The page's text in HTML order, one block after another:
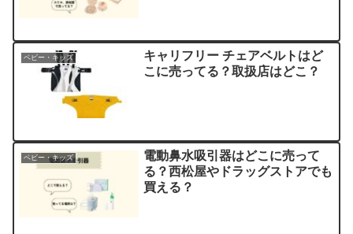
ベビー・キッズ
キャリフリー チェアベルトはど
こに売ってる？取扱店はどこ？
ベビー・キッズ
電動鼻水吸引器はどこに売って
る？西松屋やドラッグストアでも
買える？